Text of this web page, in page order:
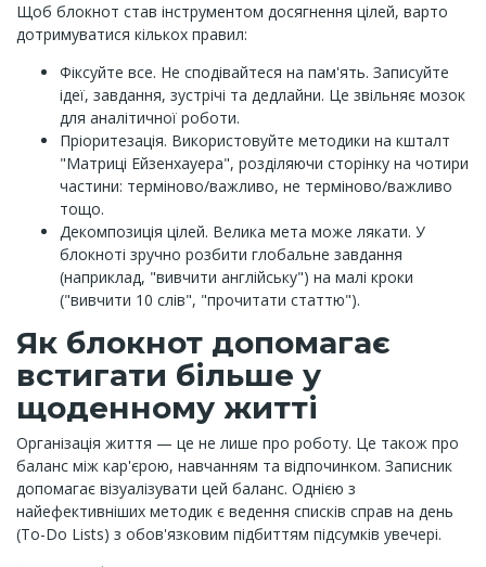
Щоб блокнот став інструментом досягнення цілей, варто
дотримуватися кількох правил:
Фіксуйте все. Не сподівайтеся на пам'ять. Записуйте
ідеї, завдання, зустрічі та дедлайни. Це звільняє мозок
для аналітичної роботи.
Пріоритезація. Використовуйте методики на кшталт
"Матриці Ейзенхауера", розділяючи сторінку на чотири
частини: терміново/важливо, не терміново/важливо
тощо.
Декомпозиція цілей. Велика мета може лякати. У
блокноті зручно розбити глобальне завдання
(наприклад, "вивчити англійську") на малі кроки
("вивчити 10 слів", "прочитати статтю").
Як блокнот допомагає
встигати більше у
щоденному житті
Організація життя — це не лише про роботу. Це також про
баланс між кар'єрою, навчанням та відпочинком. Записник
допомагає візуалізувати цей баланс. Однією з
найефективніших методик є ведення списків справ на день
(To-Do Lists) з обов'язковим підбиттям підсумків увечері.